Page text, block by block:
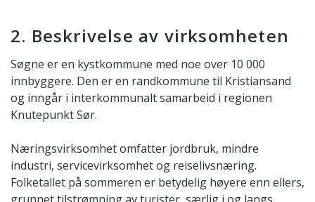
2. Beskrivelse av virksomheten
Søgne er en kystkommune med noe over 10 000
innbyggere. Den er en randkommune til Kristiansand
og inngår i interkommunalt samarbeid i regionen
Knutepunkt Sør.
Næringsvirksomhet omfatter jordbruk, mindre
industri, servicevirksomhet og reiselivsnæring.
Folketallet på sommeren er betydelig høyere enn ellers,